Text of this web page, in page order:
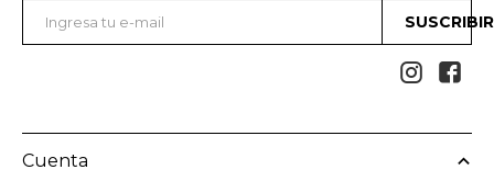
 
Cuenta